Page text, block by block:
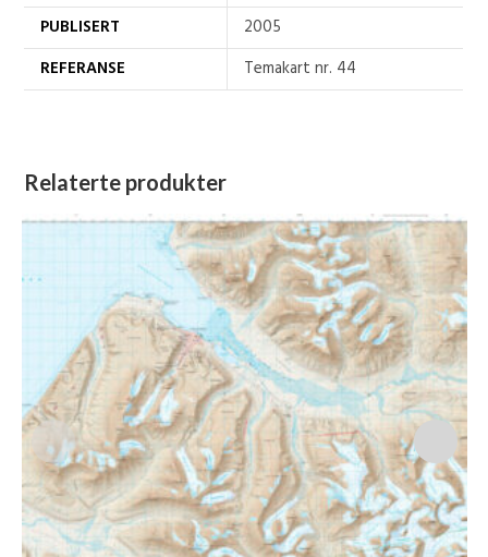
PUBLISERT
2005
REFERANSE
Temakart nr. 44
Relaterte produkter